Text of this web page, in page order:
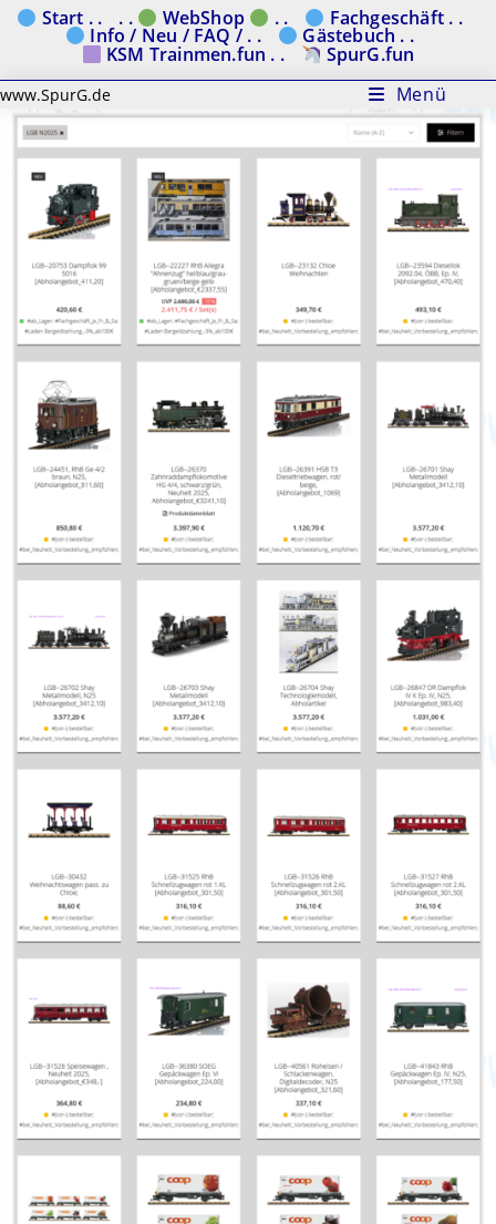
Zum Start . . . . WebShop . . Fachgeschäft . .
Info / Neu / FAQ / . . Gästebuch . .
KSM Trainmen.fun . . SpurG.fun
www.SpurG.de Menü